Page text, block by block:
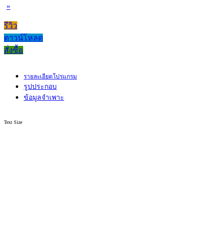
»
รีวิว
ดาวน์โหลด
สั่งซื้อ
รายละเอียดโปรแกรม
รูปประกอบ
ข้อมูลจำเพาะ
Text Size